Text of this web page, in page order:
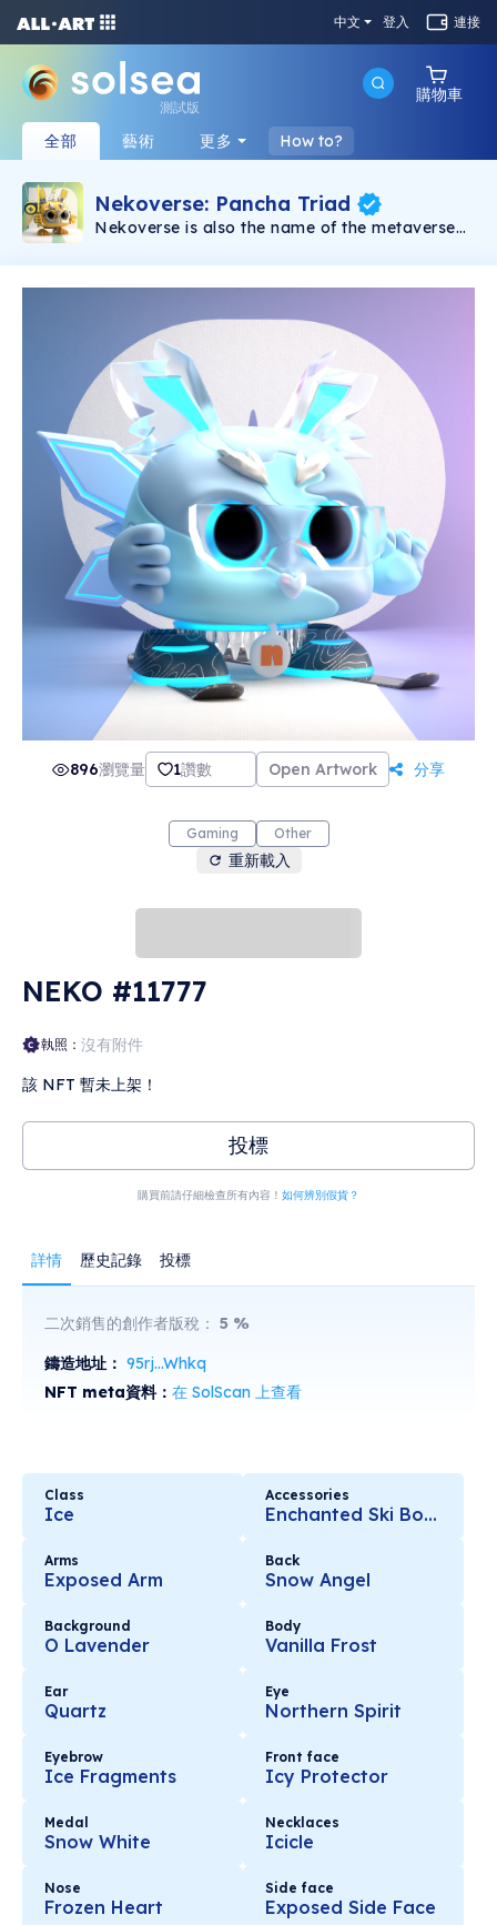
中文 登入 連接
測試版
購物車
全部 藝術 更多 How to?
Nekoverse: Pancha Triad
Nekoverse is also the name of the metaverse
their own paths in discovering, interacting with
and crafting items.
896瀏覽量 1讚數 Open Artwork 分享
Gaming Other
重新載入
NEKO #11777
執照： 沒有附件
該 NFT 暫未上架！
投標
購買前請仔細檢查所有內容！ 如何辨別假貨？
詳情 歷史記錄 投標
二次銷售的創作者版稅： 5 %
鑄造地址： 95rj...Whkq
NFT meta資料： 在 SolScan 上查看
Class
Ice
Accessories
Enchanted Ski Boots
Arms
Exposed Arm
Back
Snow Angel
Background
O Lavender
Body
Vanilla Frost
Ear
Quartz
Eye
Northern Spirit
Eyebrow
Ice Fragments
Front face
Icy Protector
Medal
Snow White
Necklaces
Icicle
Nose
Frozen Heart
Side face
Exposed Side Face